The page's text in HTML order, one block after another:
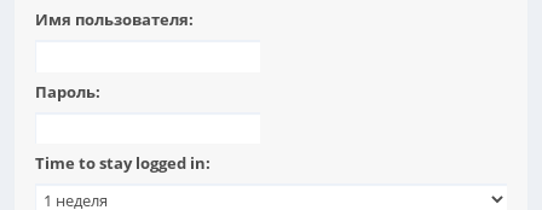
Имя пользователя:
Пароль:
Time to stay logged in: